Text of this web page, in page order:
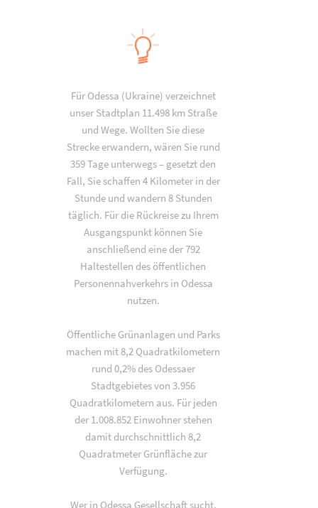
Für Odessa (Ukraine) verzeichnet
unser Stadtplan 11.498 km Straße
und Wege. Wollten Sie diese
Strecke erwandern, wären Sie rund
359 Tage unterwegs – gesetzt den
Fall, Sie schaffen 4 Kilometer in der
Stunde und wandern 8 Stunden
täglich. Für die Rückreise zu Ihrem
Ausgangspunkt können Sie
anschließend eine der 792
Haltestellen des öffentlichen
Personennahverkehrs in Odessa
nutzen.
Öffentliche Grünanlagen und Parks
machen mit 8,2 Quadratkilometern
rund 0,2% des Odessaer
Stadtgebietes von 3.956
Quadratkilometern aus. Für jeden
der 1.008.852 Einwohner stehen
damit durchschnittlich 8,2
Quadratmeter Grünfläche zur
Verfügung.
Wer in Odessa Gesellschaft sucht,